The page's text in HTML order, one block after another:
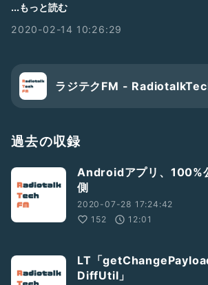
iOSエンジニアはどこかの企業に吸収され
スマホの次のデバイスは？
...もっと読む
2020-02-14 10:26:29
ラジテクFM -
過去の収録
Androidアプリ、100%
側
2020-07-28 17:24:42
152
12:01
LT「
DiffUtil」